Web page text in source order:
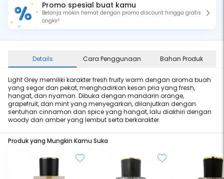
Promo spesial buat kamu
Belanja makin hemat dengan promo discount hingga gratis
ongkir!
Details Cara Penggunaan Bahan Produk
Light Grey memiliki karakter fresh fruity warm dengan aroma buah
yang segar dan pekat, menghadirkan kesan pria yang fresh,
hangat, dan nyaman. Dibuka dengan mandarin orange,
grapefruit, dan mint yang menyegarkan, dilanjutkan dengan
sentuhan cinnamon dan spice yang hangat, lalu diakhiri dengan
woody dan amber yang lembut serta berkarakter.
Produk yang Mungkin Kamu Suka